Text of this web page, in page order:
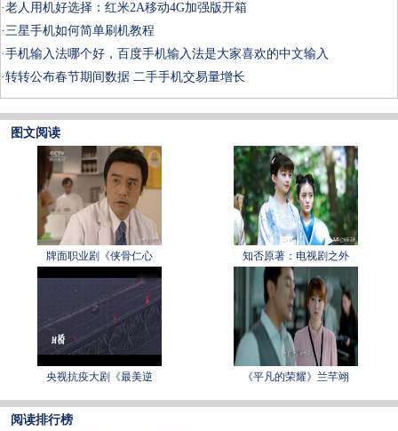
·老人用机好选择：红米2A移动4G加强版开箱
·三星手机如何简单刷机教程
·手机输入法哪个好，百度手机输入法是大家喜欢的中文输入
·转转公布春节期间数据 二手手机交易量增长
图文阅读
牌面职业剧《侠骨仁心 知否原著：电视剧之外
央视抗疫大剧《最美逆 《平凡的荣耀》兰芊翊
阅读排行榜